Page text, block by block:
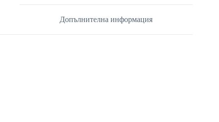
Допълнителна информация